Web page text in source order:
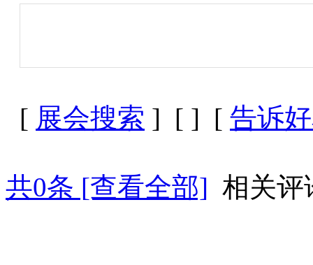
[ 展会搜索 ] [ ] [ 告诉
共0条 [查看全部] 相关评